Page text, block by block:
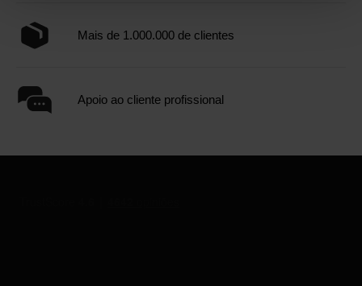
Mais de 1.000.000 de clientes
Apoio ao cliente profissional